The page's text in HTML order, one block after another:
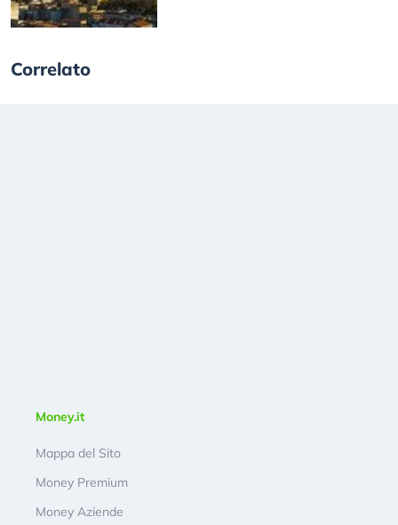
Correlato
Money.it
Mappa del Sito
Money Premium
Money Aziende